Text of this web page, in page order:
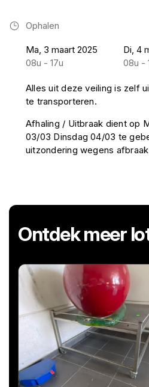
Ophalen
Ma, 3 maart 2025
08u - 17u
Di, 4
08u -
Alles uit deze veiling is zelf
te transporteren.
Afhaling / Uitbraak dient op
03/03 Dinsdag 04/03 te
uitzondering wegens
Ontdek meer